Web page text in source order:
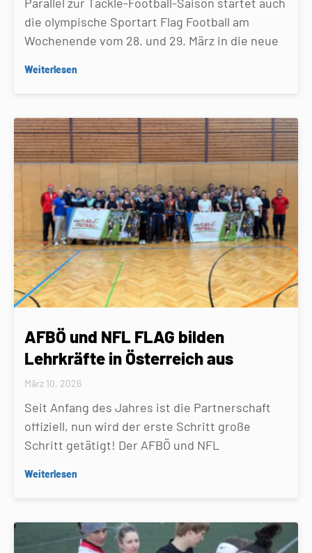
Parallel zur Tackle-Football-Saison startet auch
die olympische Sportart Flag Football am
Wochenende vom 28. und 29. März in die neue
Weiterlesen
AFBÖ und NFL FLAG bilden
Lehrkräfte in Österreich aus
März 10, 2026
Seit Anfang des Jahres ist die Partnerschaft
offiziell, nun wird der erste Schritt große
Schritt getätigt! Der AFBÖ und NFL
Weiterlesen